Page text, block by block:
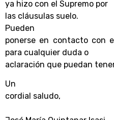
ya hizo con el Supremo por
las cláusulas suelo.
Pueden
ponerse en contacto con
para cualquier duda o
aclaración que puedan
Un
cordial saludo,